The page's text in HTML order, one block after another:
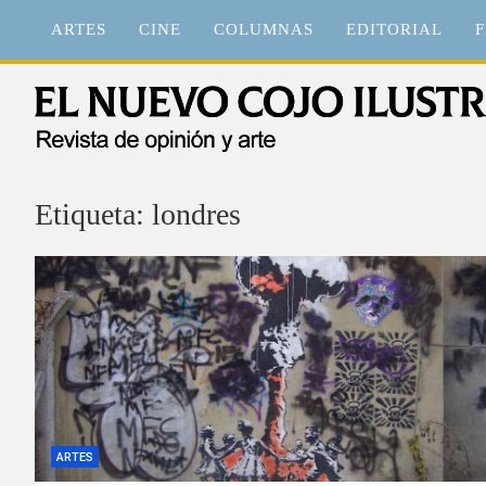
contenido
ARTES CINE COLUMNAS EDITORIAL
Etiqueta: londres
ARTES